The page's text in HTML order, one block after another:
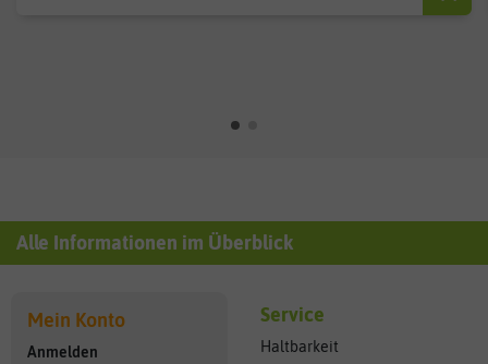
Alle Informationen im Überblick
Mein Konto
Anmelden
Service
Haltbarkeit